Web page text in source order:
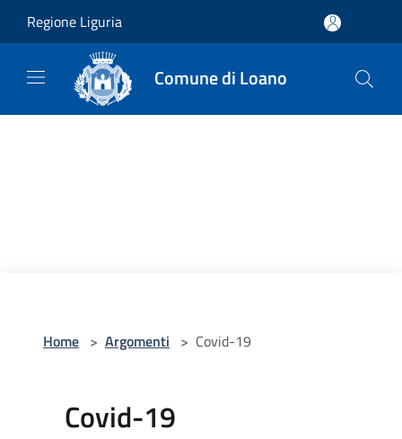
Regione Liguria
Comune di Loano
Home > Argomenti > Covid-19
Covid-19